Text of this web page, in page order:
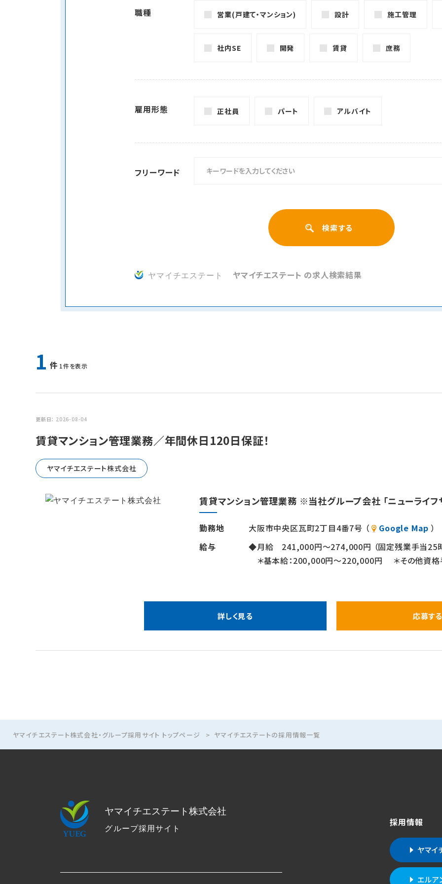
職種 営業(戸建て・マンション) 設計 施工管理
社内SE 開発 賃貸 庶務
雇用形態 正社員 パート アルバイト
フリーワード
ヤマイチエステート ヤマイチエステート の求人検索結果
1 件 1件を表示
更新日 2026-08-04
賃貸マンション管理業務／年間休日120日保証！
ヤマイチエステート株式会社
賃貸マンション管理業務 ※当社グループ会社 「ニューライフ
勤務地 大阪市中央区瓦町2丁目4番7号 （ Google Map ）
給与
◆月給 241,000円～274,000円 （固定残業手当25
＊基本給：200,000円～220,000円 ＊その他資格
詳しく見る 応募す
ヤマイチエステート株式会社・グループ採用サイト トップページ ヤマイチエステートの採用情報一覧
ヤマイチエステート株式会社
グループ採用サイト
採用情報
ヤマイ
エルア